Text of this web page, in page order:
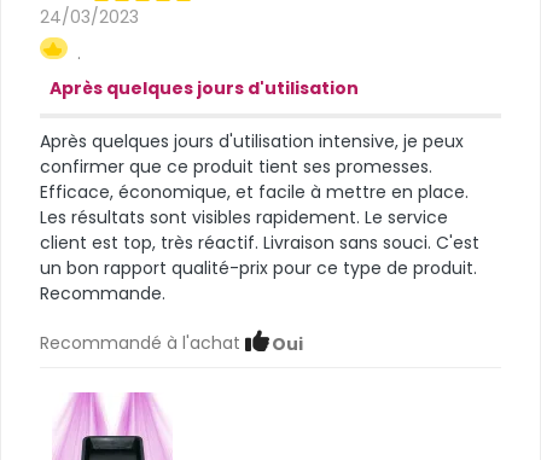
24/03/2023
.
Après quelques jours d'utilisation
Après quelques jours d'utilisation intensive, je peux
confirmer que ce produit tient ses promesses.
Efficace, économique, et facile à mettre en place.
Les résultats sont visibles rapidement. Le service
client est top, très réactif. Livraison sans souci. C'est
un bon rapport qualité-prix pour ce type de produit.
Recommande.
Recommandé à l'achat Oui